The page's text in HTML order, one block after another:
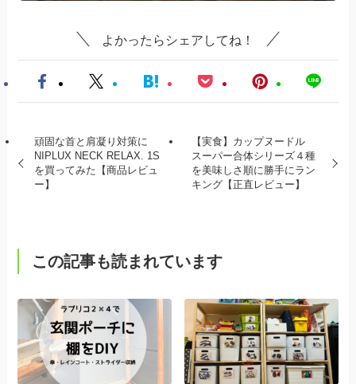
よかったらシェアしてね！
頑固な首と肩凝り対策に
NIPLUX NECK RELAX. 1S
を買ってみた【商品レビュ
ー】
【実食】カップヌードル
スーパー合体シリーズ４種
を美味しさ順に勝手にラン
キング【正直レビュー】
この記事も読まれています